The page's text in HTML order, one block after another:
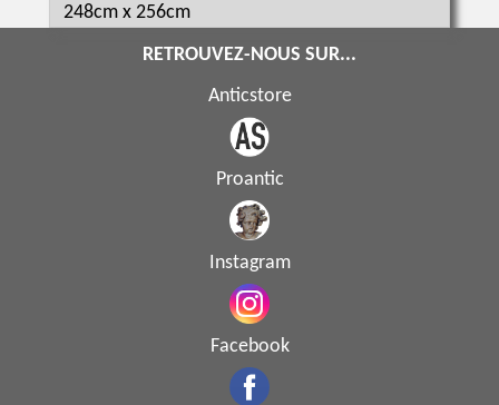
248cm x 256cm
RETROUVEZ-NOUS SUR...
Anticstore
Proantic
Instagram
Facebook